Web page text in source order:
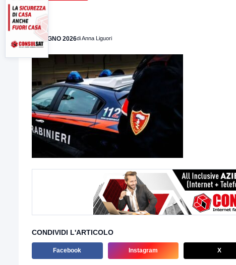
1
1 GIUGNO 2026di Anna Liguori
CONDIVIDI L'ARTICOLO
Facebook Instagram X